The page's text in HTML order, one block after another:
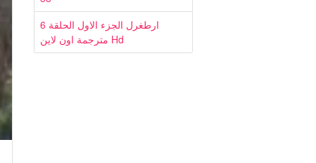
ارطغرل الجزء الاول الحلقة 6
مترجمة اون لاين Hd